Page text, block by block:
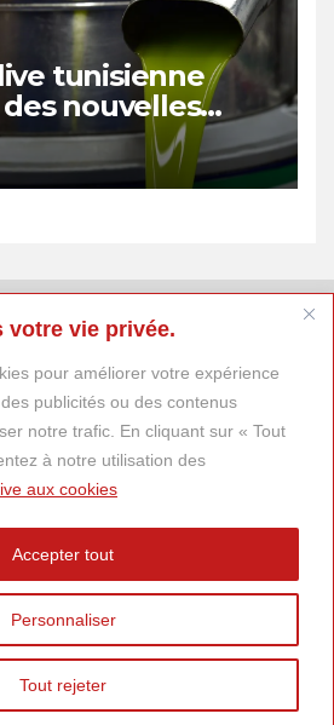
votre vie privée.
pour améliorer votre expérience
publicités ou des contenus
notre trafic. En cliquant sur « Tout
à notre utilisation des
aux cookies
Personnaliser
Tout rejeter
Accepter tout
tunisienne
nouvelles
de
DESCARTES Magazine